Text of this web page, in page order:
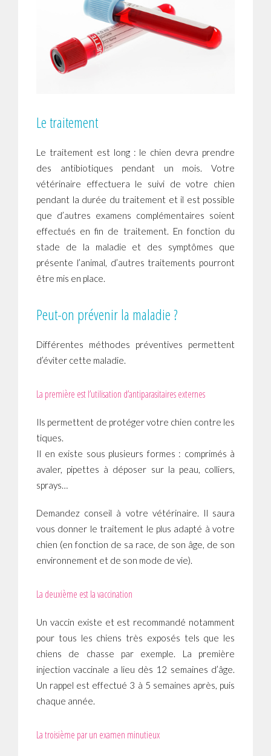
Le traitement
Le traitement est long : le chien devra prendre
des antibiotiques pendant un mois. Votre
vétérinaire effectuera le suivi de votre chien
pendant la durée du traitement et il est possible
que d’autres examens complémentaires soient
effectués en fin de traitement. En fonction du
stade de la maladie et des symptômes que
présente l’animal, d’autres traitements pourront
être mis en place.
Peut-on prévenir la maladie ?
Différentes méthodes préventives permettent
d’éviter cette maladie.
La première est l’utilisation d’antiparasitaires externes
Ils permettent de protéger votre chien contre les
tiques.
Il en existe sous plusieurs formes : comprimés à
avaler, pipettes à déposer sur la peau, colliers,
sprays…
Demandez conseil à votre vétérinaire. Il saura
vous donner le traitement le plus adapté à votre
chien (en fonction de sa race, de son âge, de son
environnement et de son mode de vie).
La deuxième est la vaccination
Un vaccin existe et est recommandé notamment
pour tous les chiens très exposés tels que les
chiens de chasse par exemple. La première
injection vaccinale a lieu dès 12 semaines d’âge.
Un rappel est effectué 3 à 5 semaines après, puis
chaque année.
La troisième par un examen minutieux